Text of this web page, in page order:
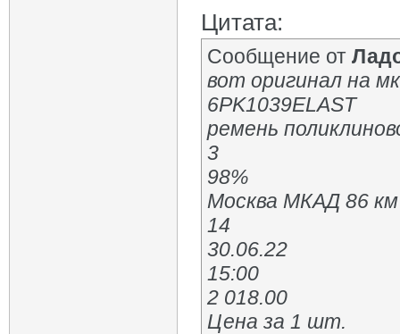
Цитата:
Сообщение от
вот оригинал на
6PK1039ELAST
ремень
3
98%
Москва МКАД 86 км
14
30.06.22
15:00
2 018.00
Цена за 1 шт.